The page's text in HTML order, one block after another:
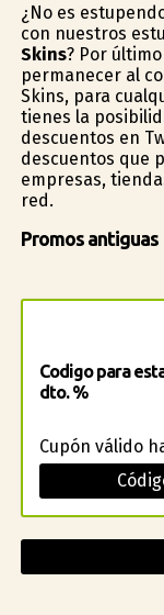
¿No es
con nuestros
Skins? Por
permanecer al
Skins, para
tienes la
descuentos en
descuentos que
empresas,
red.
Promos antiguas
Codigo para
dto. %
Cupón válido